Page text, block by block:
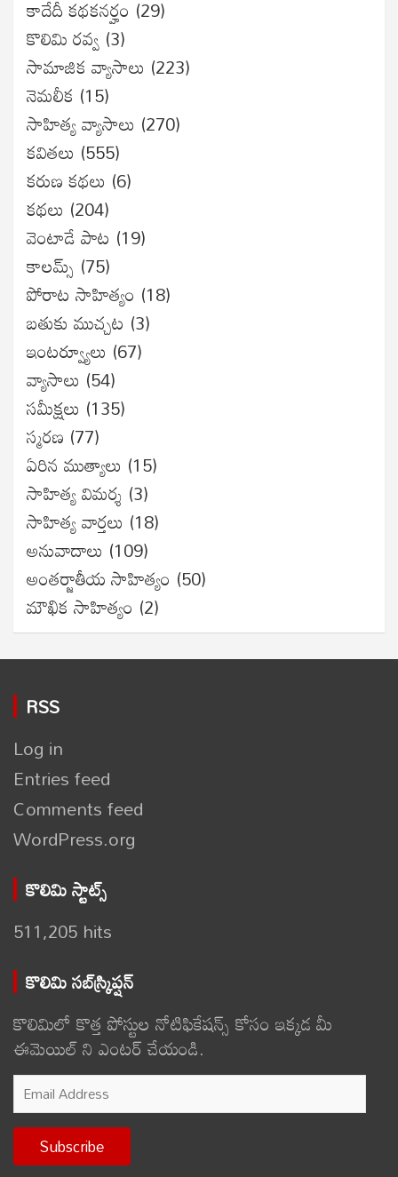
కాదేదీ కథకనర్హం (29)
కొలిమి రవ్వ (3)
సామాజిక వ్యాసాలు (223)
నెమలీక (15)
సాహిత్య వ్యాసాలు (270)
కవితలు (555)
కరుణ కథలు (6)
కథలు (204)
వెంటాడే పాట (19)
కాలమ్స్ (75)
పోరాట సాహిత్యం (18)
బతుకు ముచ్చట (3)
ఇంటర్వ్యూలు (67)
వ్యాసాలు (54)
సమీక్షలు (135)
స్మరణ (77)
ఏరిన ముత్యాలు (15)
సాహిత్య విమర్శ (3)
సాహిత్య వార్తలు (18)
అనువాదాలు (109)
అంతర్జాతీయ సాహిత్యం (50)
మౌఖిక సాహిత్యం (2)
RSS
Log in
Entries feed
Comments feed
WordPress.org
కొలిమి స్టాట్స్
511,205 hits
కొలిమి సబ్‌స్క్రిప్షన్
కొలిమిలో కొత్త పోస్టుల నోటిఫికేషన్స్ కోసం ఇక్కడ మీ
ఈమెయిల్ ని ఎంటర్ చేయండి.
Email
Address
Subscribe